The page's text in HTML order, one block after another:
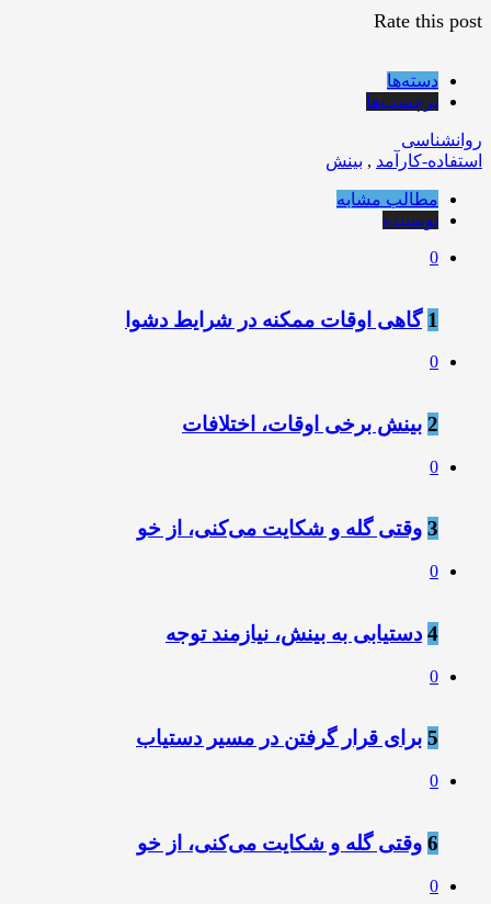
Rate this post
دسته‌ها
برچسب‌ها
روانشناسی
استفاده-کارآمد , بینش
مطالب مشابه
نویسنده
0
1 گاهی اوقات ممکنه در شرایط دشوا
0
2 بینش برخی اوقات، اختلافات
0
3 وقتی گله و شکایت می‌کنی، از خو
0
4 دستیابی به بینش، نیازمند توجه
0
5 برای قرار گرفتن در مسیر دستیاب
0
6 وقتی گله و شکایت می‌کنی، از خو
0